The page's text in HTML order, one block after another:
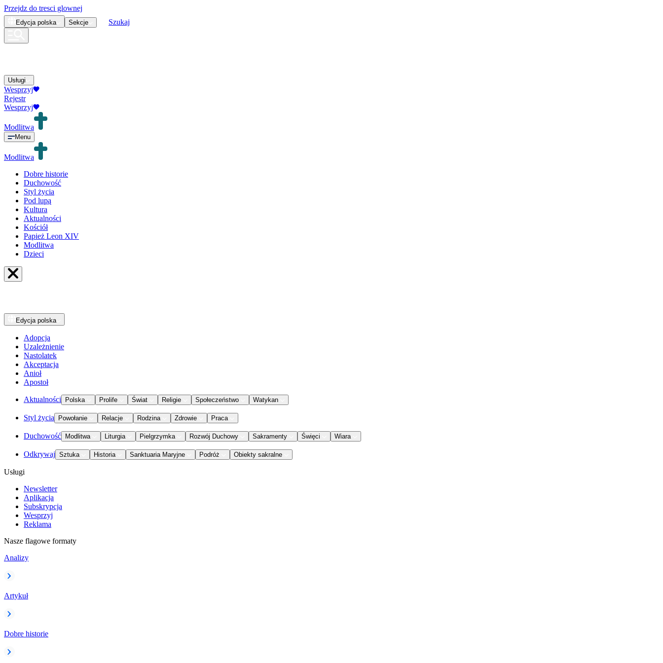
Przejdz do tresci glownej
Edycja polska Sekcje Szukaj
Usługi
Wesprzyj
Rejestr
Wesprzyj
Modlitwa
Menu
Modlitwa
Dobre historie
Duchowość
Styl życia
Pod lupą
Kultura
Aktualności
Kościół
Papież Leon XIV
Modlitwa
Dzieci
Edycja polska
Adopcja
Uzależnienie
Nastolatek
Akceptacja
Anioł
Apostoł
Aktualności Polska Prolife Świat Religie Społeczeństwo Watykan
Styl życia Powołanie Relacje Rodzina Zdrowie Praca
Duchowość Modlitwa Liturgia Pielgrzymka Rozwój Duchowy Sakramenty Święci Wiara
Odkrywaj Sztuka Historia Sanktuaria Maryjne Podróż Obiekty sakralne
Usługi
Newsletter
Aplikacja
Subskrypcja
Wesprzyj
Reklama
Nasze flagowe formaty
Analizy
Artykuł
Dobre historie